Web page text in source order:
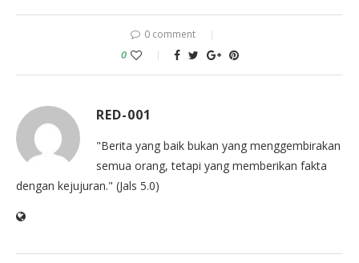
0 comment
0
RED-001
"Berita yang baik bukan yang menggembirakan
semua orang, tetapi yang memberikan fakta
dengan kejujuran." (Jals 5.0)